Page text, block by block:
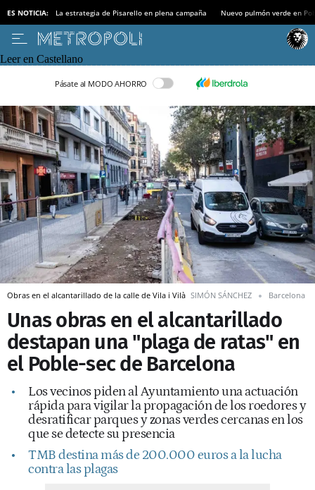
ES NOTICIA: La estrategia de Pisarello en plena campaña Nuevo pulmón verde en
Leer en Castellano
Pásate al MODO AHORRO
Obras en el alcantarillado de la calle de Vila i Vilà SIMÓN SÁNCHEZ Barcelona
Unas obras en el alcantarillado
destapan una "plaga de ratas" en
el Poble-sec de Barcelona
Los vecinos piden al Ayuntamiento una actuación
rápida para vigilar la propagación de los roedores y
desratificar parques y zonas verdes cercanas en los
que se detecte su presencia
TMB destina más de 200.000 euros a la lucha
contra las plagas